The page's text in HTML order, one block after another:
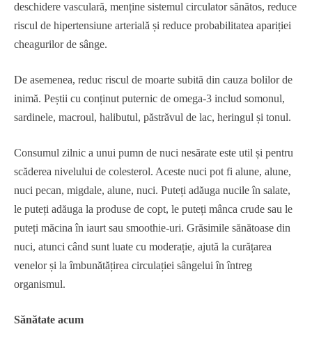
deschidere vasculară, menține sistemul circulator sănătos, reduce
riscul de hipertensiune arterială și reduce probabilitatea apariției
cheagurilor de sânge.
De asemenea, reduc riscul de moarte subită din cauza bolilor de
inimă. Peștii cu conținut puternic de omega-3 includ somonul,
sardinele, macroul, halibutul, păstrăvul de lac, heringul și tonul.
Consumul zilnic a unui pumn de nuci nesărate este util și pentru
scăderea nivelului de colesterol. Aceste nuci pot fi alune, alune,
nuci pecan, migdale, alune, nuci. Puteți adăuga nucile în salate,
le puteți adăuga la produse de copt, le puteți mânca crude sau le
puteți măcina în iaurt sau smoothie-uri. Grăsimile sănătoase din
nuci, atunci când sunt luate cu moderație, ajută la curățarea
venelor și la îmbunătățirea circulației sângelui în întreg
organismul.
Sănătate acum